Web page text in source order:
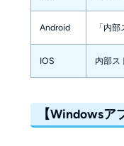
Android 「内
IOS 内部ス
【Windowsア